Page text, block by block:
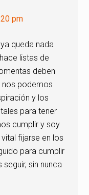
pm
queda nada
listas de
deben
nos podemos
y los
para tener
cumplir y soy
fijarse en los
para cumplir
sin nunca